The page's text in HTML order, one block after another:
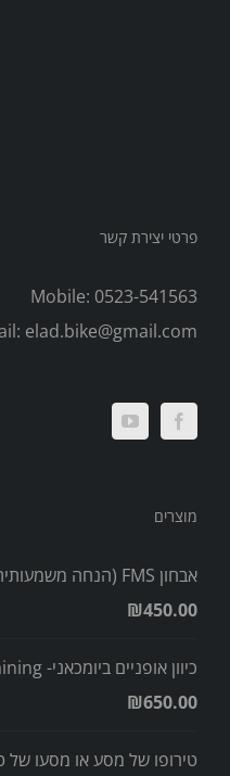
פרטי יצירת קשר
Mobile: 0523-541563
elad.bike@gmail.com
מוצרים
אבחון FMS (הנחה משמעותית ללקוחות PW)
₪450.00
כיוון אופניים ביומכאני- PowerTraining
₪650.00
טירופו של מסע או מסעו של